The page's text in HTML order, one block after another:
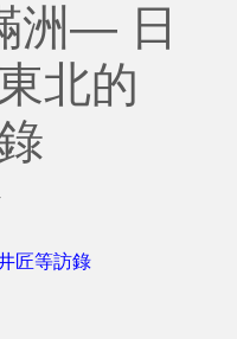
洲— 日
北的
匠等訪錄